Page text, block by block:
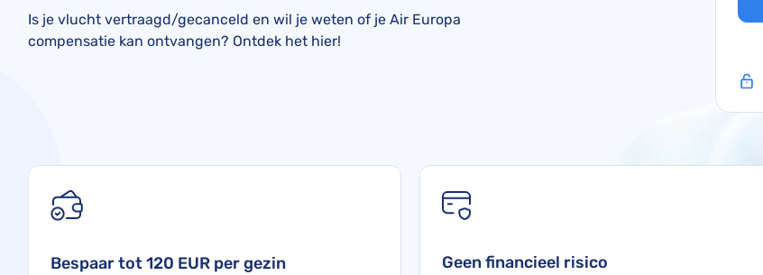
Is je vlucht vertraagd/gecanceld en wil je weten of je Air Europa
compensatie kan ontvangen? Ontdek het hier!
Bespaar tot 120 EUR per gezin Geen financieel risico